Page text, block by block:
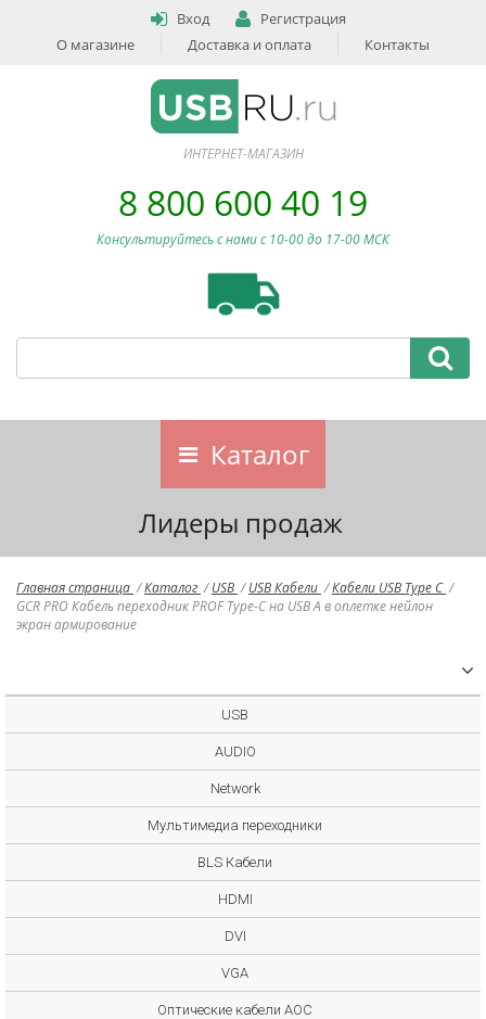
Вход
Регистрация
О магазине
Доставка и оплата Контакты
ИНТЕРНЕТ-МАГАЗИН
8 800 600 40 19
Консультируйтесь с нами c 10-00 до 17-00 МСК
Каталог
Лидеры продаж
Главная страница /Каталог / USB / USB Кабели /Кабели USB Type C /
GCR PRO Кабель переходник PROF Type-C на USB A в оплетке нейлон
экран армирование
USB
AUDIO
Network
Мультимедиа переходники
BLS Кабели
HDMI
DVI
VGA
Оптические кабели AOC